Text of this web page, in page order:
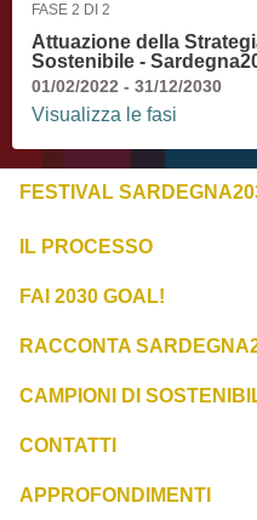
FASE 2 DI 2
Attuazione della
Sostenibile -
01/02/2022 - 31/12/2030
Visualizza le fasi
FESTIVAL
IL PROCESSO
FAI 2030 GOAL!
RACCONTA
CAMPIONI DI
CONTATTI
APPROFONDIMENTI